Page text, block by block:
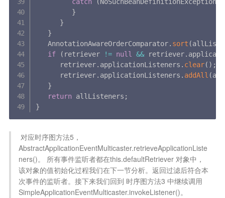
catch
(NoSuchBeanDefinitionException
}
}
}
   AnnotationAwareOrderComparator
. sort (
if
( retriever != null && retriever.
      retriever
. applicationListeners . clear( ) ;
      retriever
. applicationListeners . addAll (
}
return allListeners ;
}
AbstractApplicationEventMulticaster.retrieveApplicationListe
ners()。 所有事件监听者都在this.defaultRetriever 对象中，
该对象的值初始化过程我们在下一节分析。返回过滤后符合本
次事件的监听者。接下来我们回到 时序图方法3 中继续调用
SimpleApplicationEventMulticaster.invokeListener()。